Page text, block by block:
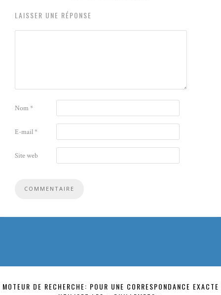
LAISSER UNE RÉPONSE
Nom*
E-mail*
Site web
MOTEUR DE RECHERCHE: POUR UNE CORRESPONDANCE EXACTE